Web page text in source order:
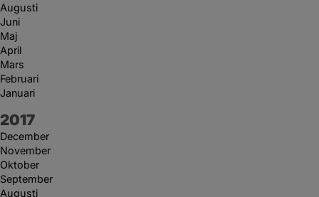
Augusti
Juni
Maj
April
Mars
Februari
Januari
År:
2017
December
November
Oktober
September
Augusti